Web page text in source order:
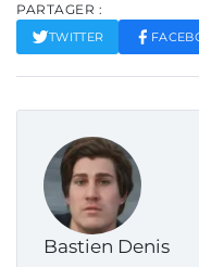
PARTAGER :
TWITTER
Bastien Denis